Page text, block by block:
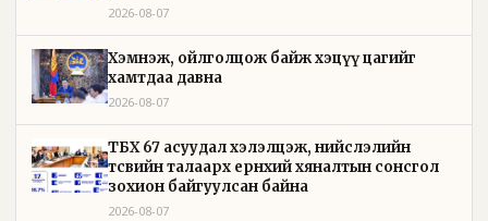
2026-08-07
Хэмнэж, ойлголцож байж хэцүү цагийг
хамтдаа давна
2026-08-07
ТБХ 67 асуудал хэлэлцэж, нийслэлийн
төсвийн талаарх ерөнхий хяналтын сонсгол
зохион байгуулсан байна
2026-08-07